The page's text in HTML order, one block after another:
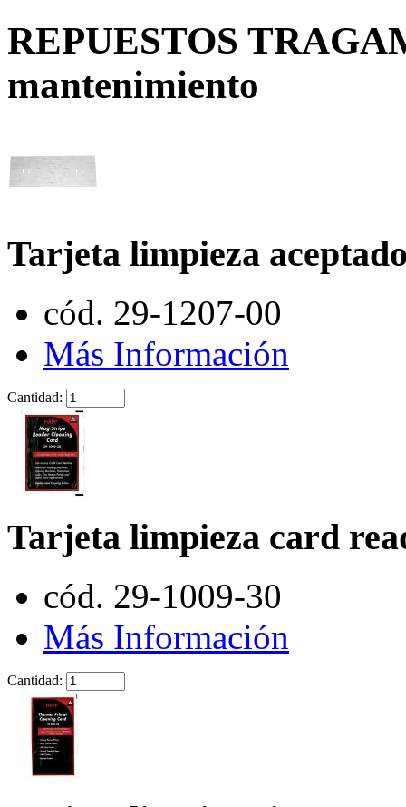
REPUESTOS
mantenimiento
Tarjeta limpieza
cód. 29-1207-00
Más Información
Cantidad:
Tarjeta limpieza card
cód. 29-1009-30
Más Información
Cantidad: